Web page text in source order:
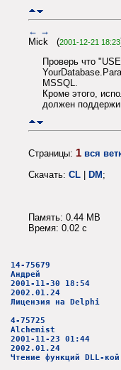
← →
Mick (2001-12-21 18:23
Проверь что
MSSQL.
Кроме этого,
должен
Страницы: 1 вся
Скачать: CL DM ;
Память: 0.44 MB
Время: 0.02 c
14-75679
Андрей
2001-11-30 18:54
2002.01.24
Лицензия на Delphi
4-75725
Alchemist
2001-11-23 01:44
2002.01.24
Чтение функций DLL-кой